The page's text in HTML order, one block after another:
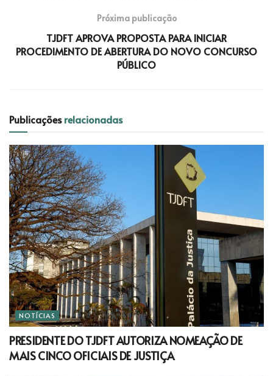
Próxima publicação
TJDFT APROVA PROPOSTA PARA INICIAR
PROCEDIMENTO DE ABERTURA DO NOVO CONCURSO
PÚBLICO
Publicaçõesrelacionadas
NOTÍCIAS
PRESIDENTE DO TJDFT AUTORIZA NOMEAÇÃO DE
MAIS CINCO OFICIAIS DE JUSTIÇA